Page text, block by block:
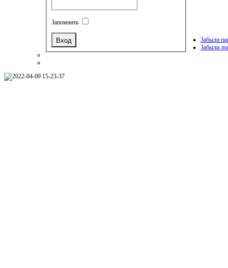
Запомнить
Забыли
Забыли